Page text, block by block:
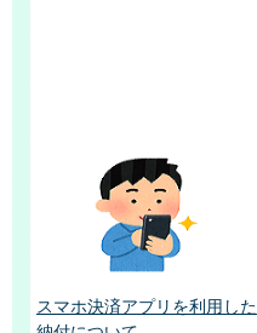
スマホ決済アプリを利用した